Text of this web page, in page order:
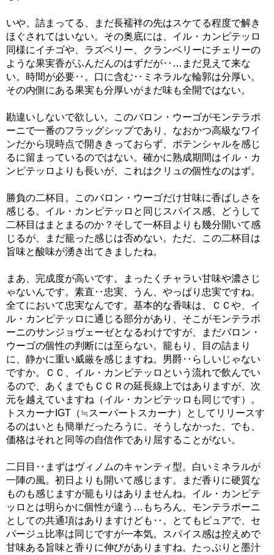
いや、詰まってる、まだ長襦袢の先はスケてる程度で解き
ほぐされてはいない。その奥底には、イル・カンピテッロ
同様にイチゴや、ラズベリー、クランベリーにチェリーの
ような果実香がふんだんのはずだが‥…まだ見えて来な
い。時間が必要‥。口に含む‥ミネラルな輪郭は分厚い。
その内側にある果実も分厚いがまだ味も全開ではない。
勘違いしないで欲しい。このバロン・ウーゴがモンテラポ
ーニで一番のフラッグシップであり、なおかつ高級なワイ
ンだから現時点で開ききっておらず、ポテンシャルを感じ
るに留まっているのではない。確かに熟成期間はイル・カ
ンピテッロよりも長いが、これはクリュの個性なのはず。
勝負の二杯目。このバロン・ウーゴだけ甘味に香ばしさを
感じる。イル・カンピテッロと同じスパイス感、どうして
二杯目はまとまるのか？そして一杯目よりも幾分開いて感
じるが、まだ籠った感じは否めない。ただ、この二杯目は
旨味と酸味が湧き出てきましたね。
まあ、完成度が高いです。まったくチャラい甘味や濃さじ
ゃないんです。素直‥忠実、うん、やっぱり忠実ですね。
全てにおいて忠実なんです。基本的な香味は、ＣＣや、イ
ル・カンピテッロに通じる部分があり、そこがモンテラポ
ーニのサンジョヴェーゼとなるわけですが、まだバロン・
ウーゴの個性の判断には至らない。籠もり、目の詰まり
に、静かに重い威厳を感じますね。男爵‥らしいじゃない
ですか。ＣＣ、イル・カンピテッロという流れで飲んでい
るので、あくまでもＣＣＲの延長線上ではありますが、次
元を越えていますね（イル・カンピテッロも同じです）。
トスカーナIGT（≒スーパートスカーナ）としてリリースす
るのはいとも簡単だったろうに、そうしなかった、でも、
価格はそれと同等の自信作であり屈することがない。
二日目‥まずはヴィノムのキャンティ型。白いミネラルが
一陣の風。初日よりも開いて感じます。まだ香りに硬質な
ものも感じますが籠もりはありませんね。イル・カンピテ
ッロとは明らかに個性が違う…もちろん、モンテラポーニ
としての共通項はありますけども‥。とてもピュアで、セ
パージュ比率は同じですが一本気。スパイス感は控えめで
甘味ある旨味と香りに伸びがありますね。たっぷりと墨汁